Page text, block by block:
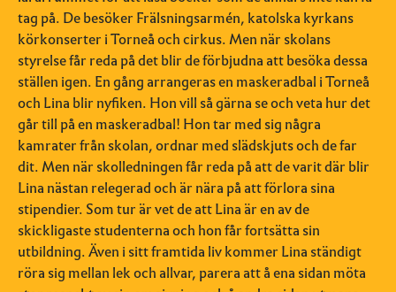
tag på. De besöker Frälsningsarmén, katolska kyrkans
körkonserter i Torneå och cirkus. Men när skolans
styrelse får reda på det blir de förbjudna att besöka dessa
ställen igen. En gång arrangeras en maskeradbal i Torneå
och Lina blir nyfiken. Hon vill så gärna se och veta hur det
går till på en maskeradbal! Hon tar med sig några
kamrater från skolan, ordnar med slädskjuts och de far
dit. Men när skolledningen får reda på att de varit där blir
Lina nästan relegerad och är nära på att förlora sina
stipendier. Som tur är vet de att Lina är en av de
skickligaste studenterna och hon får fortsätta sin
utbildning. Även i sitt framtida liv kommer Lina ständigt
röra sig mellan lek och allvar, parera att å ena sidan möta